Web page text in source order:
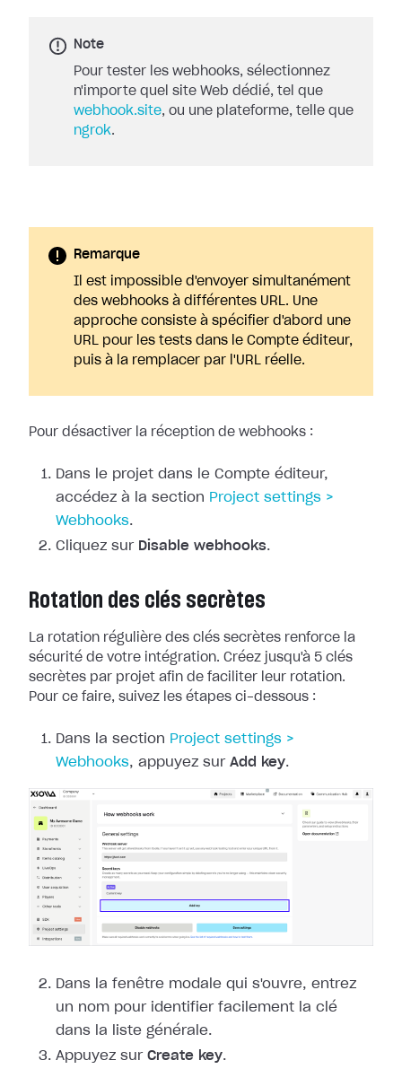
Note
Pour tester les webhooks, sélectionnez
n'importe quel site Web dédié, tel que
webhook.site, ou une plateforme, telle que
ngrok.
Remarque
Il est impossible d'envoyer simultanément
des webhooks à différentes URL. Une
approche consiste à spécifier d'abord une
URL pour les tests dans le Compte éditeur,
puis à la remplacer par l'URL réelle.
Pour désactiver la réception de webhooks :
Dans le projet dans le Compte éditeur,
accédez à la section Project settings >
Webhooks.
Cliquez sur Disable webhooks.
Rotation des clés secrètes
La rotation régulière des clés secrètes renforce la
sécurité de votre
intégration. Créez jusqu'à 5 clés
secrètes par projet afin de faciliter leur rotation.
Pour ce faire, suivez les étapes ci-dessous :
Dans la section Project settings >
Webhooks, appuyez sur Add key.
Dans la fenêtre modale qui s'ouvre, entrez
un nom pour identifier facilement la clé
dans la liste générale.
Appuyez sur Create key.